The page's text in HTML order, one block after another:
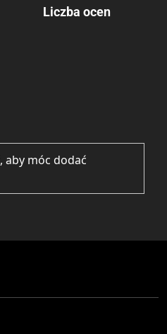
Liczba ocen
, aby móc dodać